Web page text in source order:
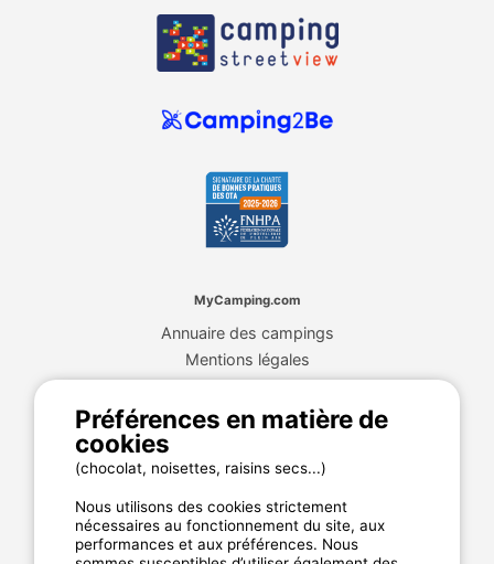
MyCamping.com
Annuaire des campings
Mentions légales
CGU du site
Plan de site
Charte de confidentialité
La garantie MyCamping.com
Préférences en matière de
cookies
(chocolat, noisettes, raisins secs...)
Nous utilisons des cookies strictement
nécessaires au fonctionnement du site, aux
performances et aux préférences. Nous